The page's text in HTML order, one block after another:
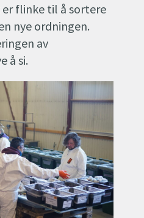
flinke til å sortere
nye ordningen.
av
å si.